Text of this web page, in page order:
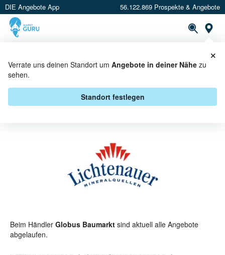
DIE Angebote App 56.122.869 Prospekte & Angebote
Verrate uns deinen Standort um Angebote in deiner Nähe zu
sehen.
Standort festlegen
×
LICHTENAUER BEI GLOBUS
BAUMARKT - ANGEBOTE &
AKTIONEN
Beim Händler Globus Baumarkt sind aktuell alle Angebote
abgelaufen.